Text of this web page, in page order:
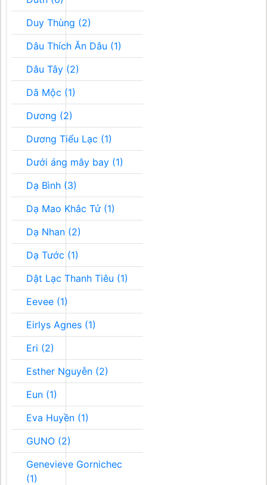
Duy Thùng (2)
Dâu Thích Ăn Dâu (1)
Dâu Tây (2)
Dã Mộc (1)
Dương (2)
Dương Tiểu Lạc (1)
Dưới áng mây bay (1)
Dạ Bình (3)
Dạ Mao Khắc Tử (1)
Dạ Nhan (2)
Dạ Tước (1)
Dật Lạc Thanh Tiêu (1)
Eevee (1)
Eirlys Agnes (1)
Eri (2)
Esther Nguyễn (2)
Eun (1)
Eva Huyền (1)
GUNO (2)
Genevieve Gornichec
(1)